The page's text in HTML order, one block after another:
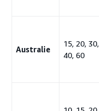
Australie
15, 20, 30,
40, 60